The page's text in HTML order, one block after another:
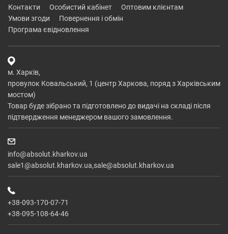
контакти
особистий кабінет
оптовим клієнтам
умови згоди
повернення і обмін
програма євідновлення
м. Харків,
провулок Ковальський, 1 (центр Харкова, поряд з Харківським
мостом)
Товар буде зібрано та підготовлено до видачі на складі після
підтвердження менеджером вашого замовлення.
info@absolut.kharkov.ua
sale1@absolut.kharkov.ua,sale@absolut.kharkov.ua
+38-093-170-07-71
+38-095-108-64-46